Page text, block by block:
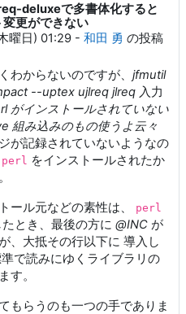
deluxeで多書体化すると
更ができない
曜日) 01:29 -和田 勇 の投稿
わからないのですが、jfmutil
--uptex ujlreq jlreq 入力
がインストールされていない
組み込みのもの使うよ云々
が記録されていないようなの
perl をインストールされたか
ール元などの素性は、
perl
たとき、最後の方に@INC が
、大抵その行以下に 導入し
で読みにゆくライブラリの
す。
もらうのも一つの手でありま